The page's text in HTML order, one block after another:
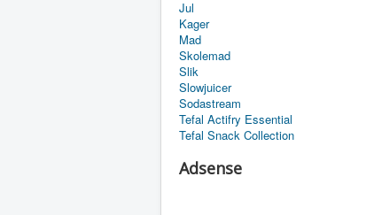
Jul
Kager
Mad
Skolemad
Slik
Slowjuicer
Sodastream
Tefal Actifry Essential
Tefal Snack Collection
Adsense